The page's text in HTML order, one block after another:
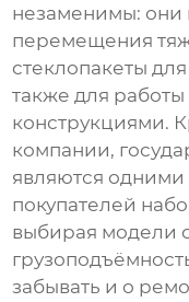
незаменимы: они
перемещения
стеклопакеты
также для
конструкциями.
компании,
являются
покупателей
выбирая модели
забывать и о